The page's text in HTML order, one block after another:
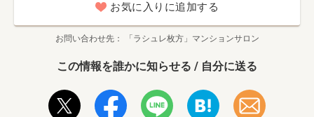
お気に入りに追加する
お問い合わせ先 「ラシュレ枚方」マンションサロン
この情報を誰かに知らせる / 自分に送る